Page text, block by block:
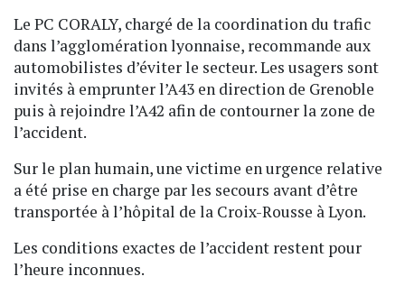
Le PC CORALY, chargé de la coordination du trafic
dans l’agglomération lyonnaise, recommande aux
automobilistes d’éviter le secteur. Les usagers sont
invités à emprunter l’A43 en direction de Grenoble
puis à rejoindre l’A42 afin de contourner la zone de
l’accident.
Sur le plan humain, une victime en urgence relative
a été prise en charge par les secours avant d’être
transportée à l’hôpital de la Croix-Rousse à Lyon.
Les conditions exactes de l’accident restent pour
l’heure inconnues.